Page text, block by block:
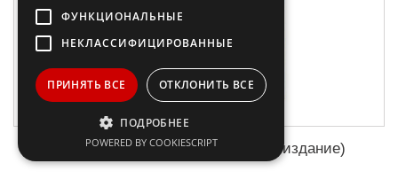
Наталия Гончарова (подарочное издание)
ФУНКЦИОНАЛЬНЫЕ
НЕКЛАССИФИЦИРОВАННЫЕ
ПРИНЯТЬ ВСЕ ОТКЛОНИТЬ ВСЕ
ПОДРОБНЕЕ
POWERED BY COOKIESCRIPT